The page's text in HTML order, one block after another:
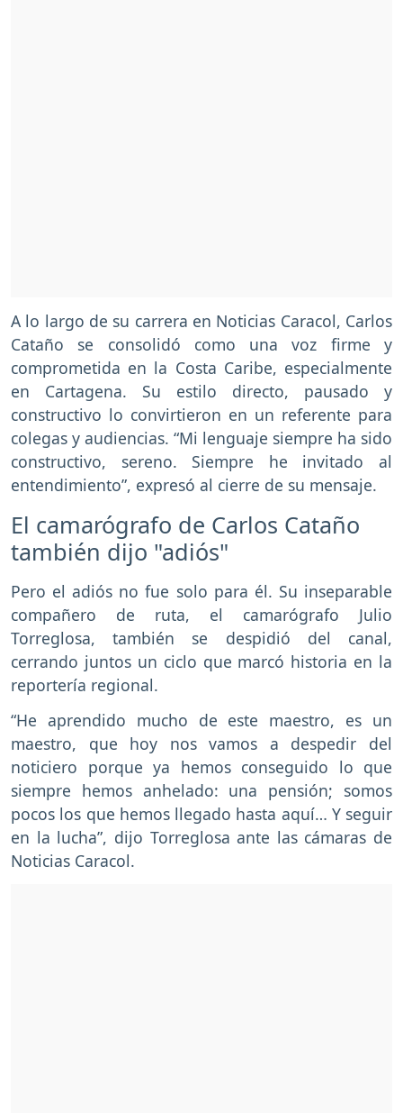
A lo largo de su carrera en Noticias Caracol, Carlos
Cataño se consolidó como una voz firme y
comprometida en la Costa Caribe, especialmente
en Cartagena. Su estilo directo, pausado y
constructivo lo convirtieron en un referente para
colegas y audiencias. “Mi lenguaje siempre ha sido
constructivo, sereno. Siempre he invitado al
entendimiento”, expresó al cierre de su mensaje.
El camarógrafo de Carlos Cataño
también dijo "adiós"
Pero el adiós no fue solo para él. Su inseparable
compañero de ruta, el camarógrafo Julio
Torreglosa, también se despidió del canal,
cerrando juntos un ciclo que marcó historia en la
reportería regional.
“He aprendido mucho de este maestro, es un
maestro, que hoy nos vamos a despedir del
noticiero porque ya hemos conseguido lo que
siempre hemos anhelado: una pensión; somos
pocos los que hemos llegado hasta aquí… Y seguir
en la lucha”, dijo Torreglosa ante las cámaras de
Noticias Caracol.